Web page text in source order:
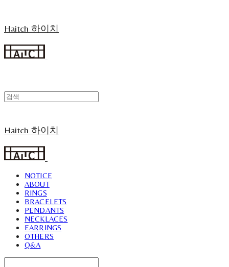
Haitch 하이치
Haitch 하이치
NOTICE
ABOUT
RINGS
BRACELETS
PENDANTS
NECKLACES
EARRINGS
OTHERS
Q&A